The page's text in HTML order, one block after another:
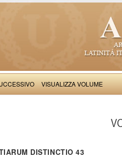
VISUALIZZA VOLUME
DISTINCTIO 43